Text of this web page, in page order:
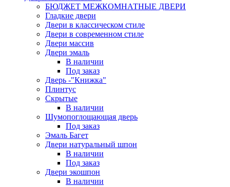
БЮДЖЕТ МЕЖКОМНАТНЫЕ ДВЕРИ
Гладкие двери
Двери в классическом стиле
Двери в современном стиле
Двери массив
Двери эмаль
В наличии
Под заказ
Дверь -"Книжка"
Плинтус
Скрытые
В наличии
Шумопоглощающая дверь
Под заказ
Эмаль Багет
Двери натуральный шпон
В наличии
Под заказ
Двери экошпон
В наличии